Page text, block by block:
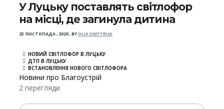
У Луцьку поставлять світлофор
на місці, де загинула дитина
23 ЛИСТОПАДА , 2020,BYOLIA DMYTRUK
НОВИЙ СВІТЛОФОР В ЛУЦЬКУ
ДТП В ЛУЦЬКУ
ВСТАНОВЛЕННЯ НОВОГО СВІТЛОФОРА
Новини про Благоустрій
2 перегляди